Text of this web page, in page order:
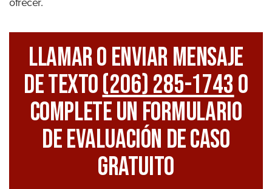
Llamar O Enviar Mensaje
De Texto(206) 285-1743O
Complete Un Formulario
De Evaluación De Caso
Gratuito